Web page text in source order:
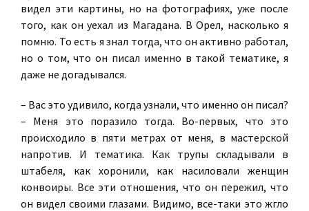
видел эти картины, но на фотографиях, уже после
того, как он уехал из Магадана. В Орел, насколько я
помню. То есть я знал тогда, что он активно работал,
но о том, что он писал именно в такой тематике, я
даже не догадывался.
– Вас это удивило, когда узнали, что именно он писал?
– Меня это поразило тогда. Во-первых, что это
происходило в пяти метрах от меня, в мастерской
напротив. И тематика. Как трупы складывали в
штабеля, как хоронили, как насиловали женщин
конвоиры. Все эти отношения, что он пережил, что
он видел своими глазами. Видимо, все-таки это жгло